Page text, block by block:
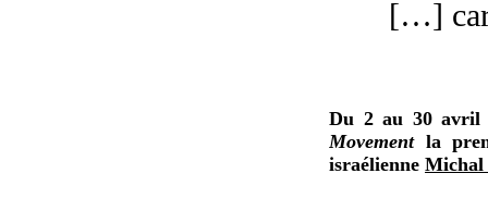
[…] car
Du 2 au 30 avril
Movementla
israélienne Michal